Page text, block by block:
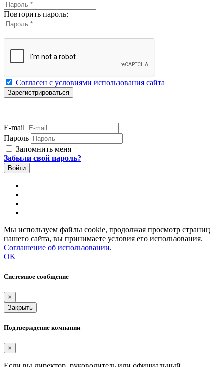
Повторить пароль:
Согласен с условиями использования сайта
E-mail
Пароль
Запомнить меня
Забыли свой пароль?
Мы используем файлы cookie, продолжая просмотр страниц
нашего сайта, вы принимаете условия его использования.
Соглашение об использовании.
OK
Системное сообщение
×
Закрыть
Подтверждение компании
×
Если вы директор, руководитель или официальный